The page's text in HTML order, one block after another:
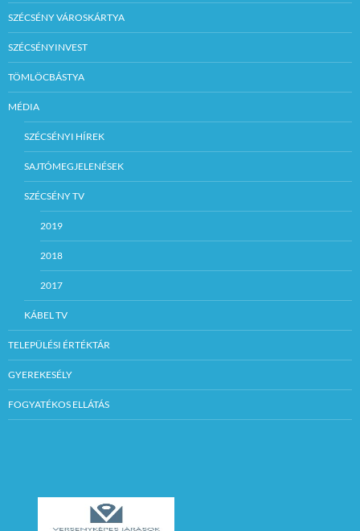
SZÉCSÉNY VÁROSKÁRTYA
SZÉCSÉNYINVEST
TÖMLÖCBÁSTYA
MÉDIA
SZÉCSÉNYI HÍREK
SAJTÓMEGJELENÉSEK
SZÉCSÉNY TV
2019
2018
2017
KÁBEL TV
TELEPÜLÉSI ÉRTÉKTÁR
GYEREKESÉLY
FOGYATÉKOS ELLÁTÁS